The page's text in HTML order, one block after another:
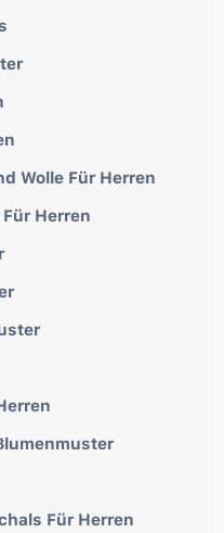
Wolle Für Herren
Herren
Für Herren